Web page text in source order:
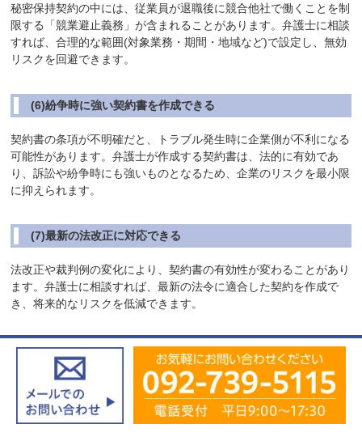
秘密保持契約の中には、従業員が退職後に競合他社で働くことを制
限する「競業避止義務」が含まれることがあります。弁護士に相談
すれば、合理的な範囲(対象業務・期間・地域など)で設定し、無効
リスクを回避できます。
(6)紛争時に強い契約書を作成できる
契約書の条項が不明確だと、トラブル発生時に企業側が不利になる
可能性があります。弁護士が作成する契約書は、法的に有効であ
り、訴訟や紛争時にも強いものとなるため、企業のリスクを最小限
に抑えられます。
(7)最新の法改正に対応できる
法改正や裁判例の変化により、契約書の有効性が変わることがあり
ます。弁護士に相談すれば、最新の法令に適合した契約を作成で
き、将来的なリスクを低減できます。
(8)まとめ
秘密保持契約書の作成を弁護士に依頼することで、企業の実態に合
った契約を作成し、適切な情報保護を実現できます。